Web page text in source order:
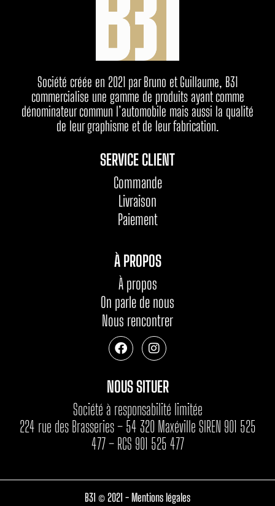
Société créée en 2021 par Bruno et Guillaume, B31
commercialise une gamme de produits ayant comme
dénominateur commun l’automobile mais aussi la qualité
de leur graphisme et de leur fabrication.
SERVICE CLIENT
Commande
Livraison
Paiement
À PROPOS
À propos
On parle de nous
Nous rencontrer
NOUS SITUER
Société à responsabilité limitée
224 rue des Brasseries – 54 320 Maxéville SIREN 901 525
477 – RCS 901 525 477
B31 © 2021 -Mentions légales